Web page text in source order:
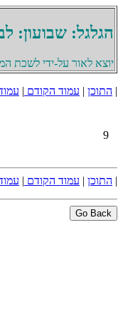
הגלגל: שבועון:
יוצא לאור על-ידי לשכת
| התוכן | עמוד הקודם |
9
| התוכן | עמוד הקודם |
Go Back